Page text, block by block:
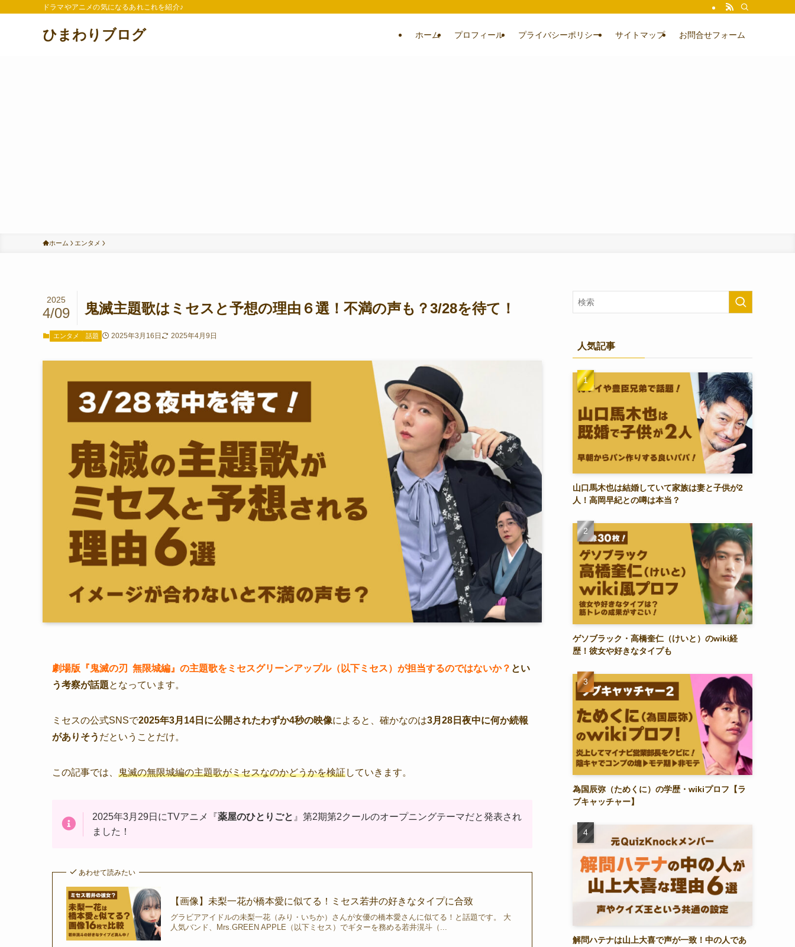
ドラマやアニメの気になるあれこれを紹介♪
ひまわりブログ ホーム プロフィール プライバシーポリシー サイトマップ お問合せフォーム
ホーム エンタメ
鬼滅主題歌はミセスと予想の理由６選！不満の声も？3/28を待て！
2025
4/09
エンタメ 話題 2025年3月16日 2025年4月9日
劇場版『鬼滅の刃 無限城編』の主題歌をミセスグリーンアップル（以下ミセス）が担当するのではないか？ とい
う考察が話題となっています。
ミセスの公式SNSで2025年3月14日に公開されたわずか4秒の映像によると、確かなのは3月28日夜中に何か続報
がありそう だということだけ。
この記事では、 鬼滅の無限城編の主題歌がミセスなのかどうかを検証していきます。
2025年3月29日にTVアニメ『薬屋のひとりごと 』第2期第2クールのオープニングテーマだと発表され
ました！
あわせて読みたい
【画像】未梨一花が橋本愛に似てる！ミセス若井の好きなタイプに合致
グラビアアイドルの未梨一花（みり・いちか）さんが女優の橋本愛さんに似てる！と話題です。 大
人気バンド、Mrs.GREEN APPLE（以下ミセス）でギターを務める若井滉斗（...
人気記事
山口馬木也は結婚していて家族は妻と子供が2
人！高岡早紀との噂は本当？
ゲソブラック・高橋奎仁（けいと）のwiki経
歴！彼女や好きなタイプも
為国辰弥（ためくに）の学歴・wikiプロフ【ラ
ブキャッチャー】
解問ハテナは山上大喜で声が一致！中の人であ